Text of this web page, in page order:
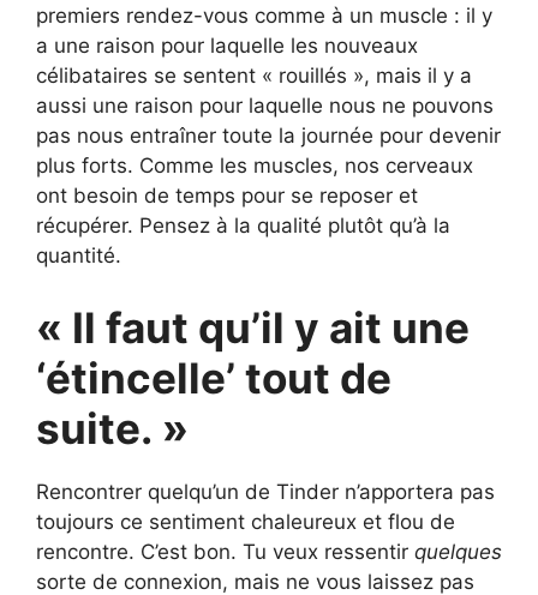
premiers rendez-vous comme à un muscle : il y
a une raison pour laquelle les nouveaux
célibataires se sentent « rouillés », mais il y a
aussi une raison pour laquelle nous ne pouvons
pas nous entraîner toute la journée pour devenir
plus forts. Comme les muscles, nos cerveaux
ont besoin de temps pour se reposer et
récupérer. Pensez à la qualité plutôt qu’à la
quantité.
« Il faut qu’il y ait une
‘étincelle’ tout de
suite. »
Rencontrer quelqu’un de Tinder n’apportera pas
toujours ce sentiment chaleureux et flou de
rencontre. C’est bon. Tu veux ressentir quelques
sorte de connexion, mais ne vous laissez pas